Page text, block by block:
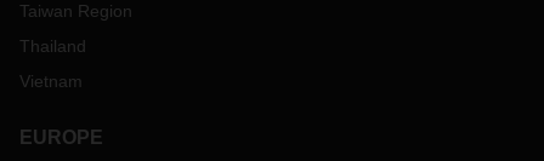
Taiwan Region
Thailand
Vietnam
EUROPE